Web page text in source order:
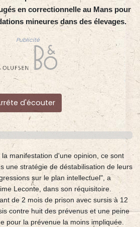
en correctionnelle au Mans pour
mineures dans des élevages.
Publicité
d'écouter
manifestation d'une opinion, ce sont
une stratégie de déstabilisation de leurs
sur le plan intellectuel", a
Leconte, dans son réquisitoire.
de 2 mois de prison avec sursis à 12
contre huit des prévenus et une peine
pour la prévenue la moins impliquée.